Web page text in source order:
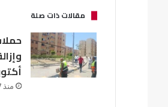
مقالات ذات صلة
منذ 57 دقيقة